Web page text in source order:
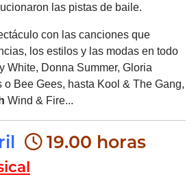
las pistas de baile.
con las canciones que
los estilos y las modas en todo
White, Donna Summer, Gloria
o Bee Gees, hasta Kool & The Gang,
Wind & Fire...
19.00 horas